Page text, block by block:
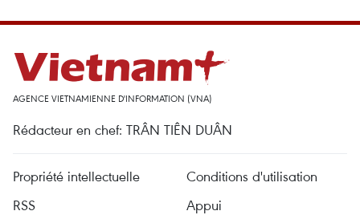
AGENCE VIETNAMIENNE D'INFORMATION (VNA)
Rédacteur en chef: TRÂN TIÊN DUÂN
Propriété intellectuelle
Conditions d'utilisation
RSS
Appui